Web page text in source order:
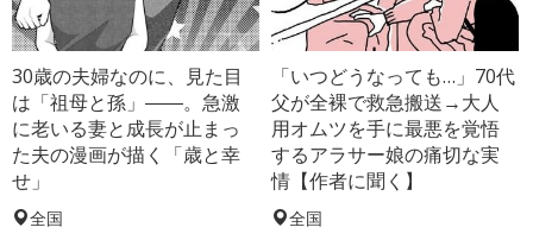
30歳の夫婦なのに、見た目
は「祖母と孫」――。急激
に老いる妻と成長が止まっ
た夫の漫画が描く「歳と幸
せ」
全国
「いつどうなっても…」70代
父が全裸で救急搬送→大人
用オムツを手に最悪を覚悟
するアラサー娘の痛切な実
情【作者に聞く】
全国